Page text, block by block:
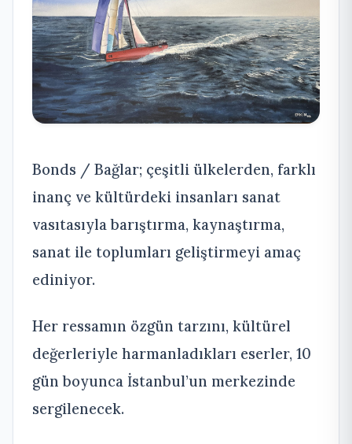
Bonds / Bağlar; çeşitli ülkelerden, farklı
inanç ve kültürdeki insanları sanat
vasıtasıyla barıştırma, kaynaştırma,
sanat ile toplumları geliştirmeyi amaç
ediniyor.
Her ressamın özgün tarzını, kültürel
değerleriyle harmanladıkları eserler, 10
gün boyunca İstanbul’un merkezinde
sergilenecek.